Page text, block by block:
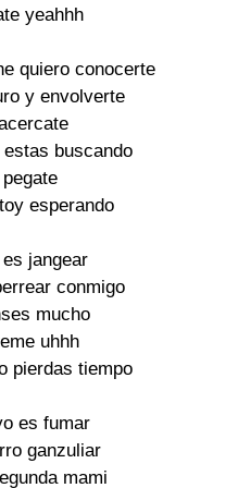
yeahhh
quiero conocerte
y envolverte
buscando
esperando
jangear
conmigo
mucho
uhhh
pierdas tiempo
es fumar
ganzuliar
mami